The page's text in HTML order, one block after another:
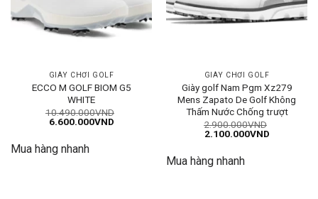
GIÀY CHƠI GOLF
ECCO M GOLF BIOM G5
WHITE
10.490.000VND
Giá
10.490.000VND.
6.600.000VNDGiá
6.600.000VND.
Mua hàng nhanh
GIÀY CHƠI GOLF
Giày golf Nam Pgm Xz279
Mens Zapato De Golf Không
Thấm Nước Chống trượt
2.900.000VND
Giá
2.900.000VND.
2.100.000VNDGiá
Mua hàng nhanh